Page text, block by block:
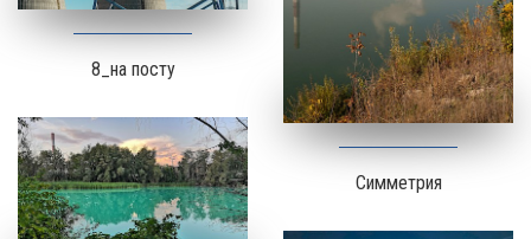
8_на посту
Симметрия